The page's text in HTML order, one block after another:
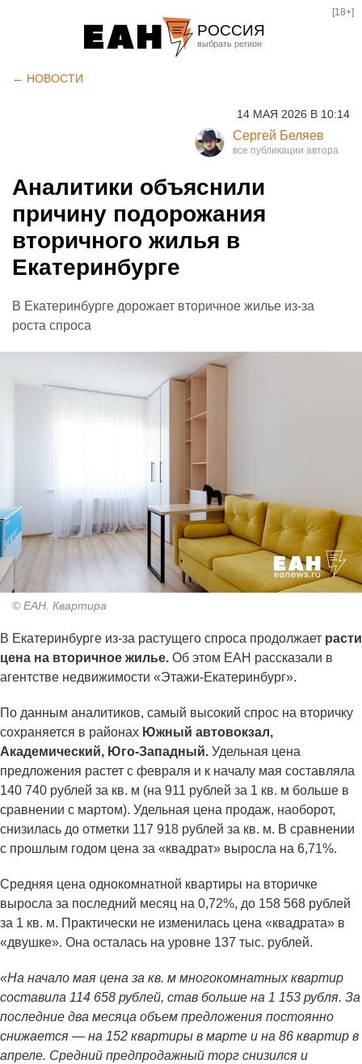
РОССИЯ
Курган
Оренбург
[18+]
← НОВОСТИ
14 МАЯ 2026 В 10:14
Сергей Беляев
Аналитики объяснили
причину подорожания
вторичного жилья в
Екатеринбурге
В Екатеринбурге дорожает вторичное жилье из-за
роста спроса
© ЕАН. Квартира
В Екатеринбурге из-за растущего спроса продолжает расти
цена на вторичное жилье. Об этом ЕАН рассказали в
агентстве недвижимости «Этажи-Екатеринбург».
По данным аналитиков, самый высокий спрос на вторичку
сохраняется в районах Южный автовокзал,
Академический, Юго-Западный. Удельная цена
предложения растет с февраля и к началу мая составляла
140 740 рублей за кв. м (на 911 рублей за 1 кв. м больше в
сравнении с мартом). Удельная цена продаж, наоборот,
снизилась до отметки 117 918 рублей за кв. м. В сравнении
с прошлым годом цена за «квадрат» выросла на 6,71%.
Средняя цена однокомнатной квартиры на вторичке
выросла за последний месяц на 0,72%, до 158 568 рублей
за 1 кв. м. Практически не изменилась цена «квадрата» в
«двушке». Она осталась на уровне 137 тыс. рублей.
«На начало мая цена за кв. м многокомнатных квартир
составила 114 658 рублей, став больше на 1 153 рубля. За
последние два месяца объем предложения постоянно
снижается — на 152 квартиры в марте и на 86 квартир в
апреле. Средний предпродажный торг снизился и